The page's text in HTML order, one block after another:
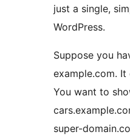
just a single,
WordPress.
Suppose you
example.com. It
You want to
super-